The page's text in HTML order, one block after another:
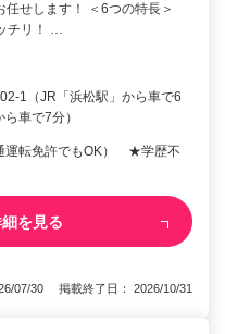
せします！ ＜6つの特長＞
チリ！ …
1（JR「浜松駅」から車で6
車で7分）
運転免許でもOK） ★学歴不
を見る
07/30 掲載終了日： 2026/10/31